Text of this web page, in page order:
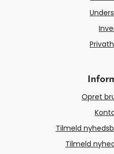
Opret
Tilmeld
Tilmeld